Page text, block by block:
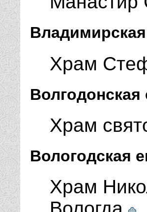
Храм
Волгодонская
Храм
Вологодская
Храм